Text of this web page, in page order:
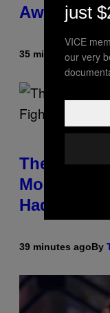
Awkward
35 minutes agoBy
The
Morgan
Had to
39 minutes agoBy
just
VICE
our very